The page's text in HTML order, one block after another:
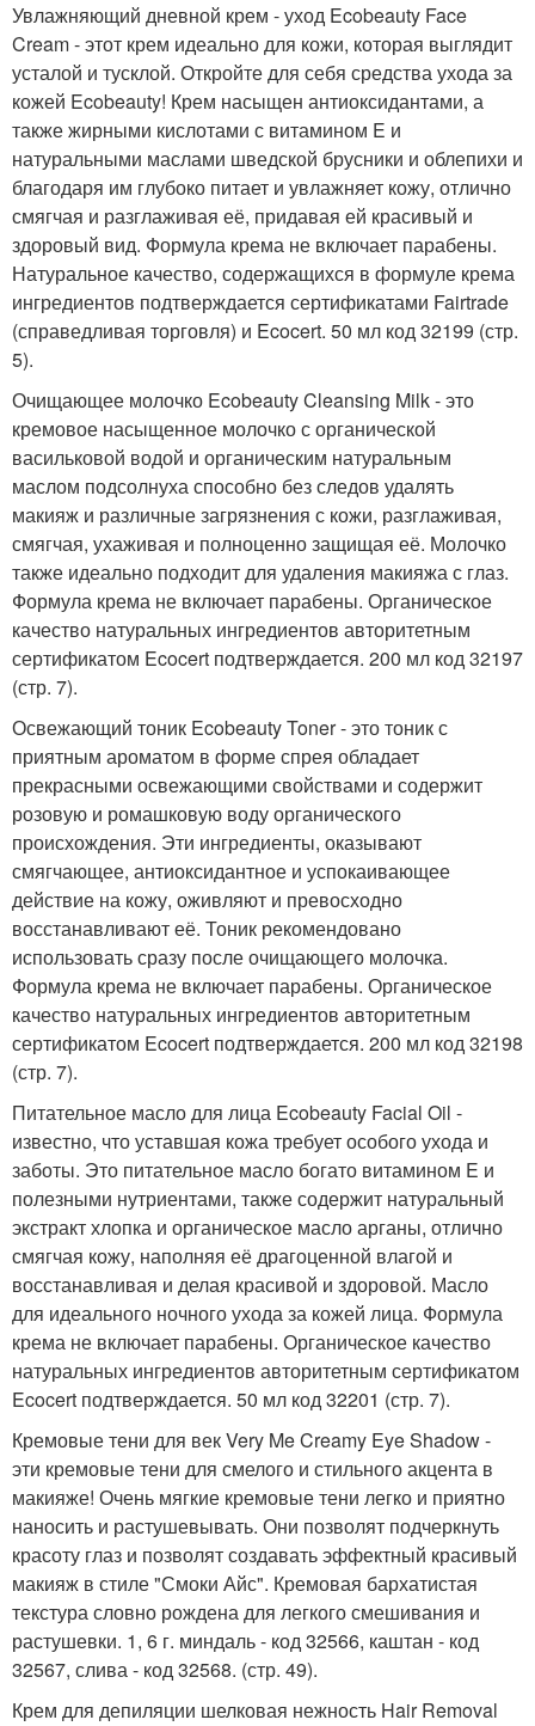
Увлажняющий дневной крем - уход Ecobeauty Face
Cream - этот крем идеально для кожи, которая выглядит
усталой и тусклой. Откройте для себя средства ухода за
кожей Ecobeauty! Крем насыщен антиоксидантами, а
также жирными кислотами с витамином E и
натуральными маслами шведской брусники и облепихи и
благодаря им глубоко питает и увлажняет кожу, отлично
смягчая и разглаживая её, придавая ей красивый и
здоровый вид. Формула крема не включает парабены.
Натуральное качество, содержащихся в формуле крема
ингредиентов подтверждается сертификатами Fairtrade
(справедливая торговля) и Ecocert. 50 мл код 32199 (стр.
5).
Очищающее молочко Ecobeauty Cleansing Milk - это
кремовое насыщенное молочко с органической
васильковой водой и органическим натуральным
маслом подсолнуха способно без следов удалять
макияж и различные загрязнения с кожи, разглаживая,
смягчая, ухаживая и полноценно защищая её. Молочко
также идеально подходит для удаления макияжа с глаз.
Формула крема не включает парабены. Органическое
качество натуральных ингредиентов авторитетным
сертификатом Ecocert подтверждается. 200 мл код 32197
(стр. 7).
Освежающий тоник Ecobeauty Toner - это тоник с
приятным ароматом в форме спрея обладает
прекрасными освежающими свойствами и содержит
розовую и ромашковую воду органического
происхождения. Эти ингредиенты, оказывают
смягчающее, антиоксидантное и успокаивающее
действие на кожу, оживляют и превосходно
восстанавливают её. Тоник рекомендовано
использовать сразу после очищающего молочка.
Формула крема не включает парабены. Органическое
качество натуральных ингредиентов авторитетным
сертификатом Ecocert подтверждается. 200 мл код 32198
(стр. 7).
Питательное масло для лица Ecobeauty Facial Oil -
известно, что уставшая кожа требует особого ухода и
заботы. Это питательное масло богато витамином E и
полезными нутриентами, также содержит натуральный
экстракт хлопка и органическое масло арганы, отлично
смягчая кожу, наполняя её драгоценной влагой и
восстанавливая и делая красивой и здоровой. Масло
для идеального ночного ухода за кожей лица. Формула
крема не включает парабены. Органическое качество
натуральных ингредиентов авторитетным сертификатом
Ecocert подтверждается. 50 мл код 32201 (стр. 7).
Кремовые тени для век Very Me Creamy Eye Shadow -
эти кремовые тени для смелого и стильного акцента в
макияже! Очень мягкие кремовые тени легко и приятно
наносить и растушевывать. Они позволят подчеркнуть
красоту глаз и позволят создавать эффектный красивый
макияж в стиле "Смоки Айс". Кремовая бархатистая
текстура словно рождена для легкого смешивания и
растушевки. 1, 6 г. миндаль - код 32566, каштан - код
32567, слива - код 32568. (стр. 49).
Крем для депиляции шелковая нежность Hair Removal